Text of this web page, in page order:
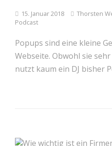
15. Januar 2018 Thorsten
Podcast
Popups sind eine kleine
Webseite. Obwohl sie
nutzt kaum ein DJ bisher